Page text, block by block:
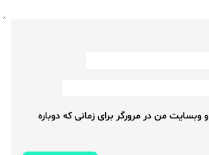
وبسایت من در مرورگر برای زمانی که دوباره